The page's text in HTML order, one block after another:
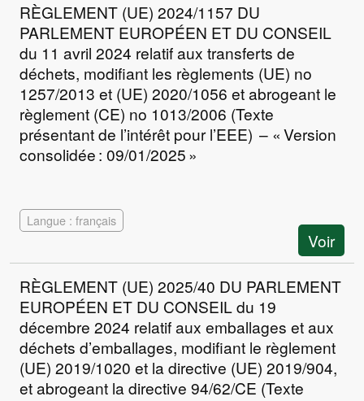
RÈGLEMENT (UE) 2024/1157 DU
PARLEMENT EUROPÉEN ET DU CONSEIL
du 11 avril 2024 relatif aux transferts de
déchets, modifiant les règlements (UE) no
1257/2013 et (UE) 2020/1056 et abrogeant le
règlement (CE) no 1013/2006 (Texte
présentant de l’intérêt pour l’EEE) – « Version
consolidée : 09/01/2025 »
Langue : français
Voir
RÈGLEMENT (UE) 2025/40 DU PARLEMENT
EUROPÉEN ET DU CONSEIL du 19
décembre 2024 relatif aux emballages et aux
déchets d’emballages, modifiant le règlement
(UE) 2019/1020 et la directive (UE) 2019/904,
et abrogeant la directive 94/62/CE (Texte